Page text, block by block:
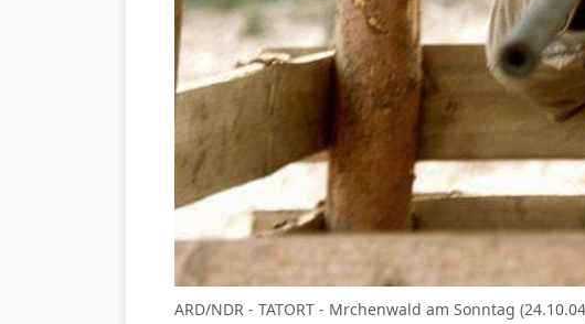
ARD/NDR - TATORT - Mrchenwald am Sonntag